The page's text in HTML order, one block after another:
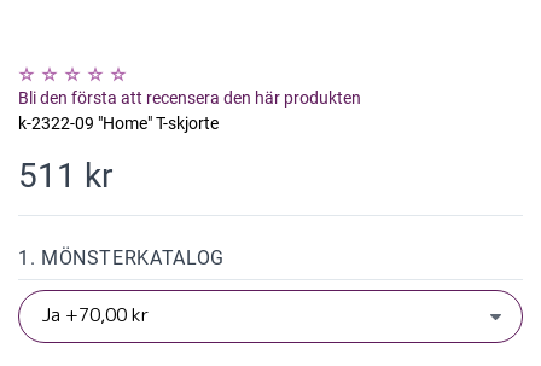
Bli den första att recensera den här produkten
k-2322-09 "Home" T-skjorte
511 kr
1. MÖNSTERKATALOG